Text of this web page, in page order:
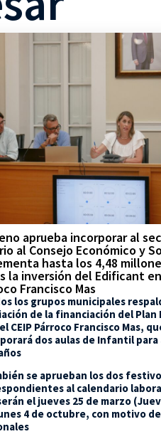
aprueba incorporar al
al Consejo Económico y
hasta los 4,48
la inversión del Edificant en
Francisco Mas
los grupos municipales
de la financiación del
CEIP Párroco Francisco Mas,
dos aulas de Infantil para
se aprueban los dos
al calendario
el jueves 25 de marzo
4 de octubre, con motivo